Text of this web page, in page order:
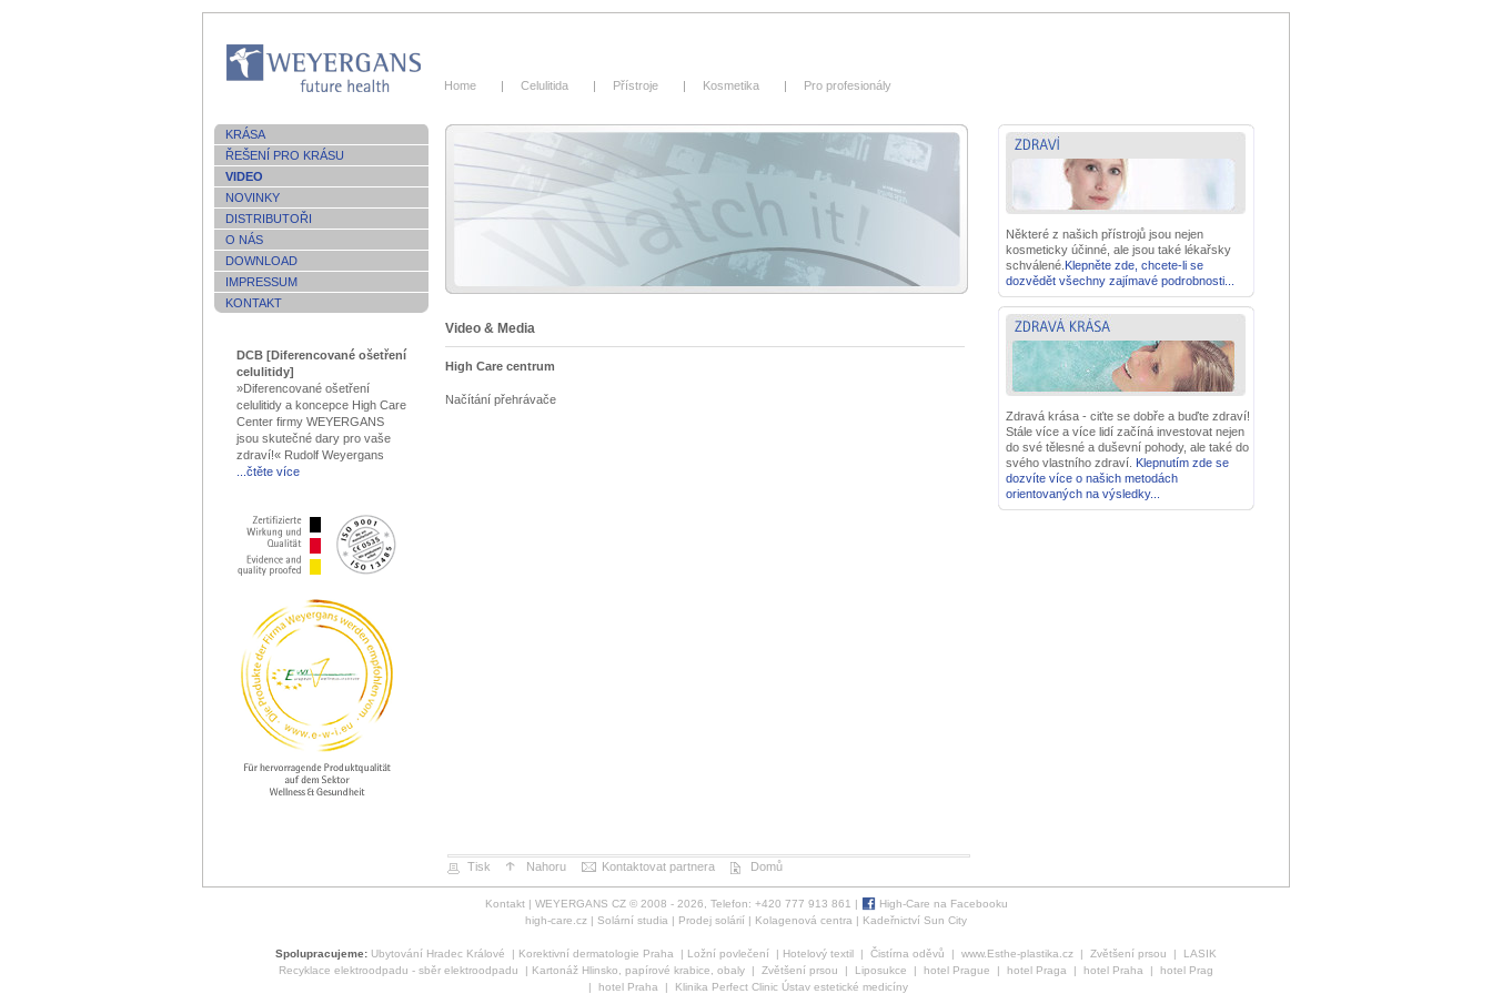
Celulitida
Home Celulitida Přístroje Kosmetika Pro profesionály
KRÁSA
ŘEŠENÍ PRO KRÁSU
VIDEO
NOVINKY
DISTRIBUTOŘI
O NÁS
DOWNLOAD
IMPRESSUM
KONTAKT
DCB [Diferencované ošetření
celulitidy]
»Diferencované ošetření
celulitidy a koncepce High Care
Center firmy WEYERGANS
jsou skutečné dary pro vaše
zdraví!« Rudolf Weyergans
...čtěte více
Některé z našich přístrojů jsou nejen
kosmeticky účinné, ale jsou také lékařsky
schválené. Klepněte zde, chcete-li se
dozvědět všechny zajímavé podrobnosti...
Zdravá krása - ciťte se dobře a buďte zdraví!
Stále více a více lidí začíná investovat nejen
do své tělesné a duševní pohody, ale také do
svého vlastního zdraví. Klepnutím zde se
dozvíte více o našich metodách
orientovaných na výsledky...
Video & Media
High Care centrum
Načítání přehrávače
Tisk Nahoru Kontaktovat partnera Domů
Kontakt| WEYERGANS CZ © 2008 - 2026, Telefon: +420 777 913 861 |
High-Care na Facebooku
high-care.cz | Solární studia | Prodej solárií | Kolagenová centra | Kadeřnictví Sun City
Spolupracujeme: Ubytování Hradec Králové | Korektivní dermatologie Praha | Ložní povlečení | Hotelový textil | Čistírna oděvů | www.Esthe-plastika.cz | Zvětšení prsou | LASIK
Recyklace elektroodpadu - sběr elektroodpadu | Kartonáž Hlinsko, papírové krabice, obaly | Zvětšení prsou | Liposukce | hotel Prague | hotel Praga | hotel Praha | hotel Prag
| hotel Praha | Klinika Perfect Clinic Ústav estetické medicíny